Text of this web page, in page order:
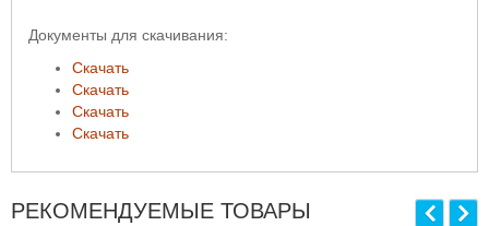
Документы для скачивания:
Скачать
Скачать
Скачать
Скачать
РЕКОМЕНДУЕМЫЕ ТОВАРЫ